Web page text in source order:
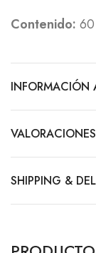
Contenido:
INFORMACIÓN
SHIPPING &